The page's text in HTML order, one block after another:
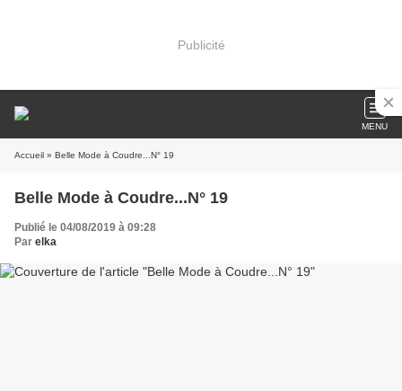
Publicité
MENU
Accueil » Belle Mode à Coudre...N° 19
Belle Mode à Coudre...N° 19
Publié le 04/08/2019 à 09:28
Par elka